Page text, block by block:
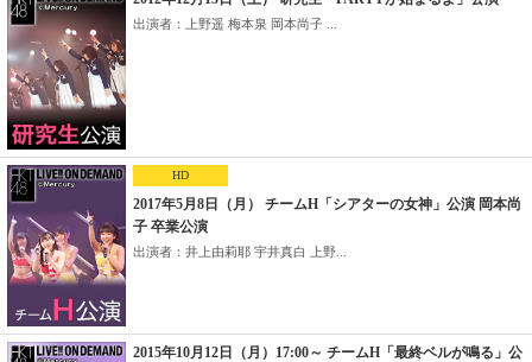
出演者：上野遥 梅本泉 岡本尚子 ...
HD
2017年5月8日（月） チームH「シアターの女神」公演 岡本尚
子 卒業公演
出演者：井上由莉耶 宇井真白 上野...
2015年10月12日（月）17:00～ チームH「最終ベルが鳴る」公